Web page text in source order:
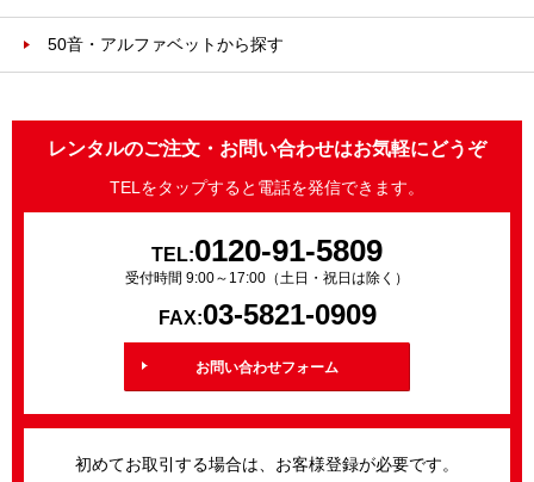
50音・アルファベットから探す
レンタルのご注文・お問い合わせはお気軽にどうぞ
TELをタップすると電話を発信できます。
TEL:0120-91-5809
受付時間 9:00～17:00（土日・祝日は除く）
FAX:03-5821-0909
お問い合わせフォーム
初めてお取引する場合は、お客様登録が必要です。